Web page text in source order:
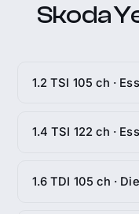
Skoda
1.2 TSI 105 ch ·
1.4 TSI 122 ch ·
1.6 TDI 105 ch ·